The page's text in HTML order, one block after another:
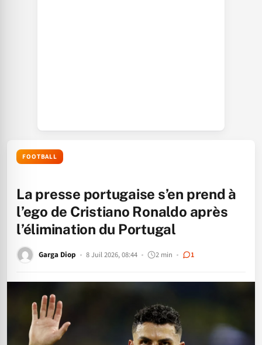
FOOTBALL
La presse portugaise s’en prend à
l’ego de Cristiano Ronaldo après
l’élimination du Portugal
Garga Diop 8 Juil 2026, 08:44 2 min 1